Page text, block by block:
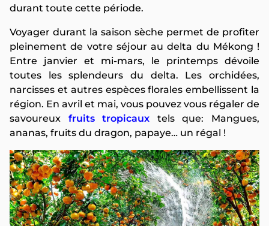
durant toute cette période.
Voyager durant la saison sèche permet de profiter
pleinement de votre séjour au delta du Mékong !
Entre janvier et mi-mars, le printemps dévoile
toutes les splendeurs du delta. Les orchidées,
narcisses et autres espèces florales embellissent la
région. En avril et mai, vous pouvez vous régaler de
savoureux fruits tropicaux tels que: Mangues,
ananas, fruits du dragon, papaye… un régal !